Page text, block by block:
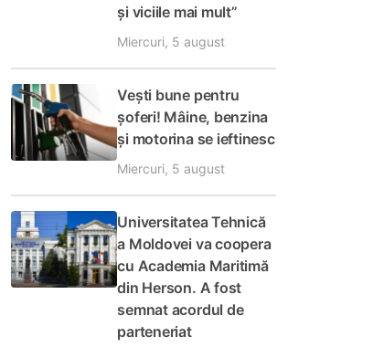
și viciile mai mult”
Miercuri, 5 august
Vești bune pentru
șoferi! Mâine, benzina
și motorina se ieftinesc
Miercuri, 5 august
Universitatea Tehnică
a Moldovei va coopera
cu Academia Maritimă
din Herson. A fost
semnat acordul de
parteneriat